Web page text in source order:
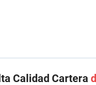
Calidad Cartera